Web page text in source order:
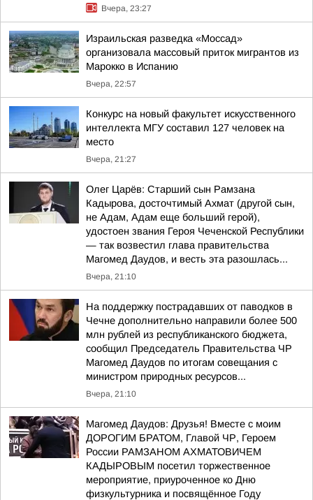
Вчера, 23:27
Израильская разведка «Моссад»
организовала массовый приток мигрантов из
Марокко в Испанию
Вчера, 22:57
Конкурс на новый факультет искусственного
интеллекта МГУ составил 127 человек на
место
Вчера, 21:27
Олег Царёв: Старший сын Рамзана
Кадырова, досточтимый Ахмат (другой сын,
не Адам, Адам еще больший герой),
удостоен звания Героя Чеченской Республики
— так возвестил глава правительства
Магомед Даудов, и весть эта разошлась...
Вчера, 21:10
На поддержку пострадавших от паводков в
Чечне дополнительно направили более 500
млн рублей из республиканского бюджета,
сообщил Председатель Правительства ЧР
Магомед Даудов по итогам совещания с
министром природных ресурсов...
Вчера, 21:10
Магомед Даудов: Друзья! Вместе с моим
ДОРОГИМ БРАТОМ, Главой ЧР, Героем
России РАМЗАНОМ АХМАТОВИЧЕМ
КАДЫРОВЫМ посетил торжественное
мероприятие, приуроченное ко Дню
физкультурника и посвящённое Году